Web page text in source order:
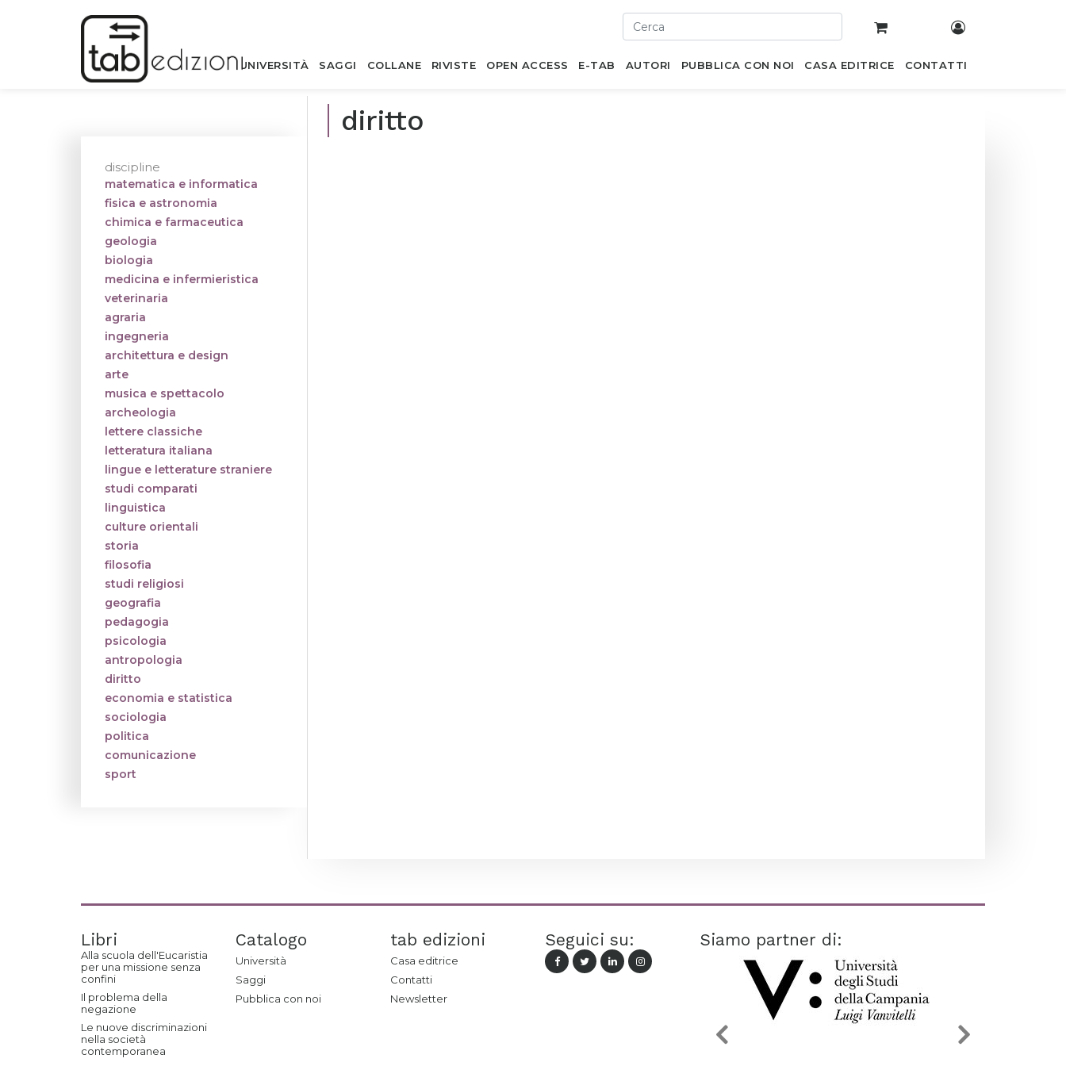
UNIVERSITÀ SAGGI COLLANE RIVISTE OPEN ACCESS E-TAB AUTORI PUBBLICA CON NOI CASA EDITRICE CONTATTI
diritto
discipline
matematica e informatica
fisica e astronomia
chimica e farmaceutica
geologia
biologia
medicina e infermieristica
veterinaria
agraria
ingegneria
architettura e design
arte
musica e spettacolo
archeologia
lettere classiche
letteratura italiana
lingue e letterature straniere
studi comparati
linguistica
culture orientali
storia
filosofia
studi religiosi
geografia
pedagogia
psicologia
antropologia
diritto
economia e statistica
sociologia
politica
comunicazione
sport
Libri
Alla scuola dell'Eucaristia
per una missione senza
confini
Il problema della
negazione
Le nuove discriminazioni
nella società
contemporanea
Catalogo
Università
Saggi
Pubblica con noi
tab edizioni
Casa editrice
Contatti
Newsletter
Seguici su: Siamo partner di: